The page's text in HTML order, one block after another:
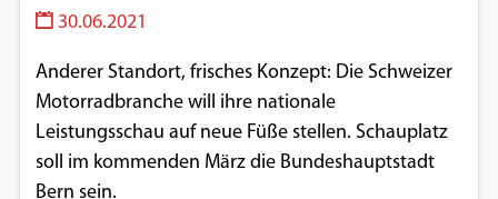
30.06.2021
Anderer Standort, frisches Konzept: Die Schweizer
Motorradbranche will ihre nationale
Leistungsschau auf neue Füße stellen. Schauplatz
soll im kommenden März die Bundeshauptstadt
Bern sein.